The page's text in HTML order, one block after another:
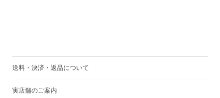
送料・決済・返品について
実店舗のご案内